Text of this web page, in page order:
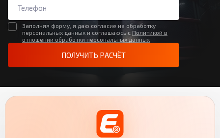
Заполняя форму, я даю согласие на обработку
персональных данных и соглашаюсь с Политикой в
отношении обработки персональных данных
ПОЛУЧИТЬ РАСЧЁТ